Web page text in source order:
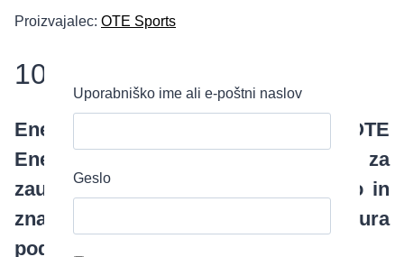
Proizvajalec: OTE Sports
10,95
Energijska žvečilna ploščica OTE
Energy Chew je zasnovana posebej za
zaužitje pred ali med vadbo za hitro in
znatno povečanje energije.
Tekstura
podobna gumi-žele bonbonu.
Uporabniško ime ali e-poštni naslov
Geslo